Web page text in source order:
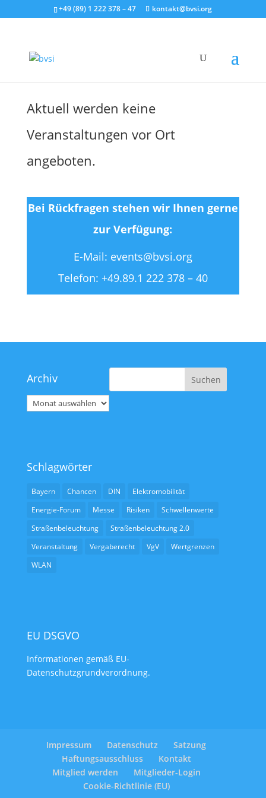
+49 (89) 1 222 378 – 47 kontakt@bvsi.org
Aktuell werden keine
Veranstaltungen vor Ort
angeboten.
Bei Rückfragen stehen wir Ihnen gerne
zur Verfügung:
E-Mail: events@bvsi.org
Telefon: +49.89.1 222 378 – 40
Archiv
Archiv
Schlagwörter
Bayern Chancen DIN
Elektromobilität
Energie-Forum
Messe Risiken
Schwellenwerte
Straßenbeleuchtung
Straßenbeleuchtung 2.0
Veranstaltung
Vergaberecht VgV
Wertgrenzen
WLAN
EU DSGVO
Informationen gemäß EU-
Datenschutzgrundverordnung.
Impressum Datenschutz
Satzung
Haftungsausschluss
Kontakt
Mitglied werden
Mitglieder-Login
Cookie-Richtlinie (EU)